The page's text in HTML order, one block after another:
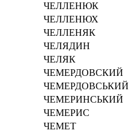
ЧЕЛЛЕНЮК
ЧЕЛЛЕНЮХ
ЧЕЛЛЕНЯК
ЧЕЛЯДИН
ЧЕЛЯК
ЧЕМЕРДОВСКИЙ
ЧЕМЕРДОВСЬКИЙ
ЧЕМЕРИНСЬКИЙ
ЧЕМЕРИС
ЧЕМЕТ